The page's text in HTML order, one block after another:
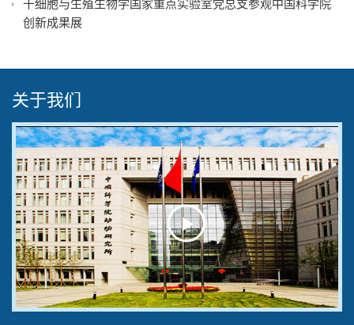
干细胞与生殖生物学国家重点实验室党总支参观中国科学院
创新成果展
关于我们
Play
Video